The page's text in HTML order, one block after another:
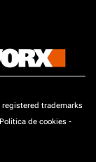
registered trademarks
Política de cookies -